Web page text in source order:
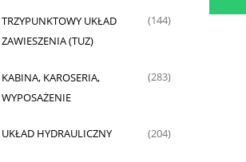
TRZYPUNKTOWY UKŁAD
ZAWIESZENIA (TUZ)
(144)
KABINA, KAROSERIA,
WYPOSAŻENIE
(283)
UKŁAD HYDRAULICZNY (204)